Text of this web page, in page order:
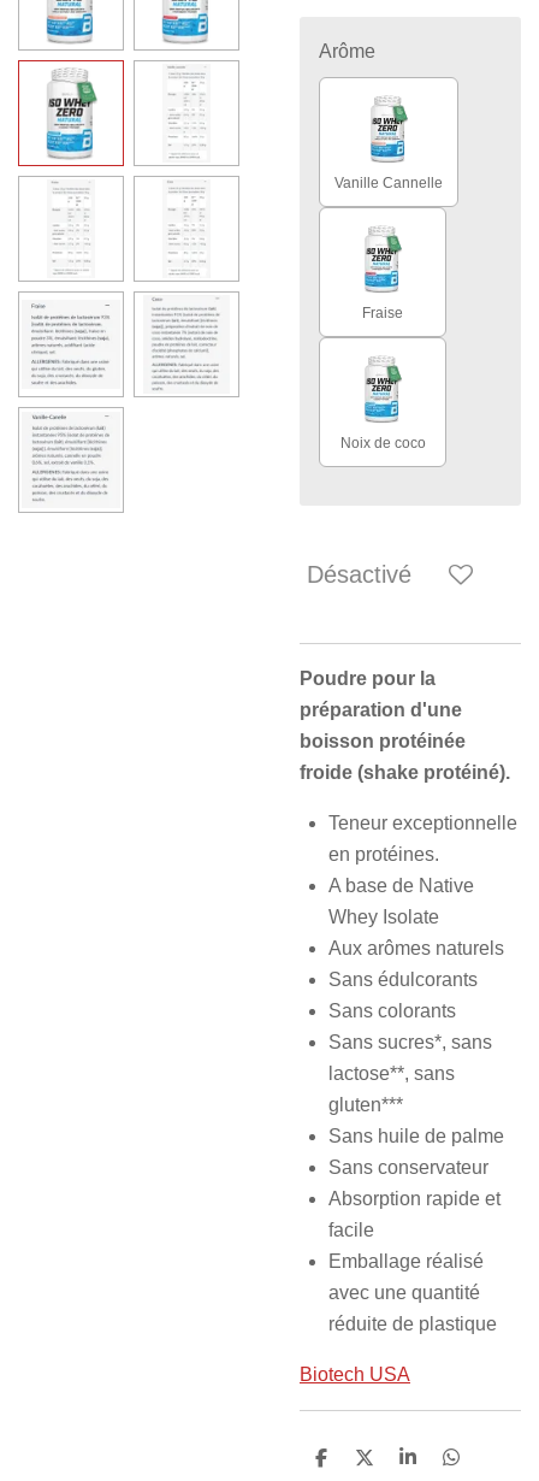
Arôme
Vanille Cannelle
Fraise
Noix de coco
Désactivé
Poudre pour la
préparation d'une
boisson protéinée
froide (shake protéiné).
Teneur exceptionnelle
en protéines.
A base de Native
Whey Isolate
Aux arômes naturels
Sans édulcorants
Sans colorants
Sans sucres*, sans
lactose**, sans
gluten***
Sans huile de palme
Sans conservateur
Absorption rapide et
facile
Emballage réalisé
avec une quantité
réduite de plastique
Biotech USA
P
P
P
P